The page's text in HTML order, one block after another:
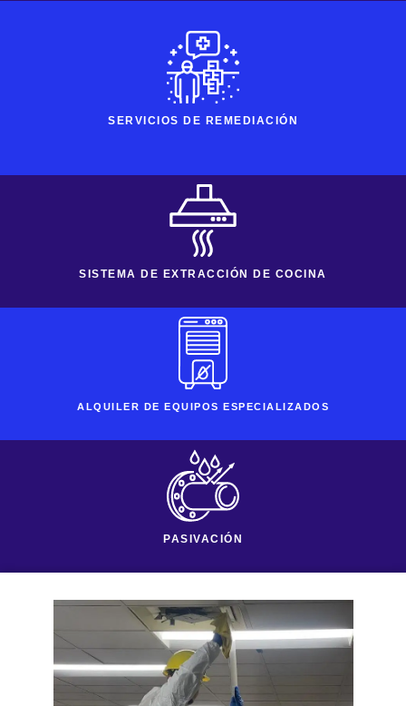
SERVICIOS DE REMEDIACIÓN
SISTEMA DE EXTRACCIÓN DE COCINA
ALQUILER DE EQUIPOS ESPECIALIZADOS
PASIVACIÓN